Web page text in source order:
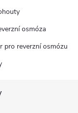
osmóza
pro reverzní osmózu